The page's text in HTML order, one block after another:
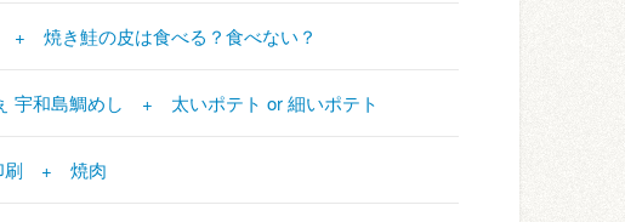
焼き鮭の皮は食べる？食べない？
宇和島鯛めし + 太いポテト or 細いポテト
印刷 + 焼肉